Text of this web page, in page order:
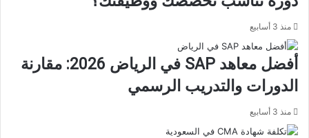
منذ 3 أسابيع
أفضل معاهد SAP في الرياض 2026: مقارنة
الدورات والتدريب الرسمي
منذ 3 أسابيع